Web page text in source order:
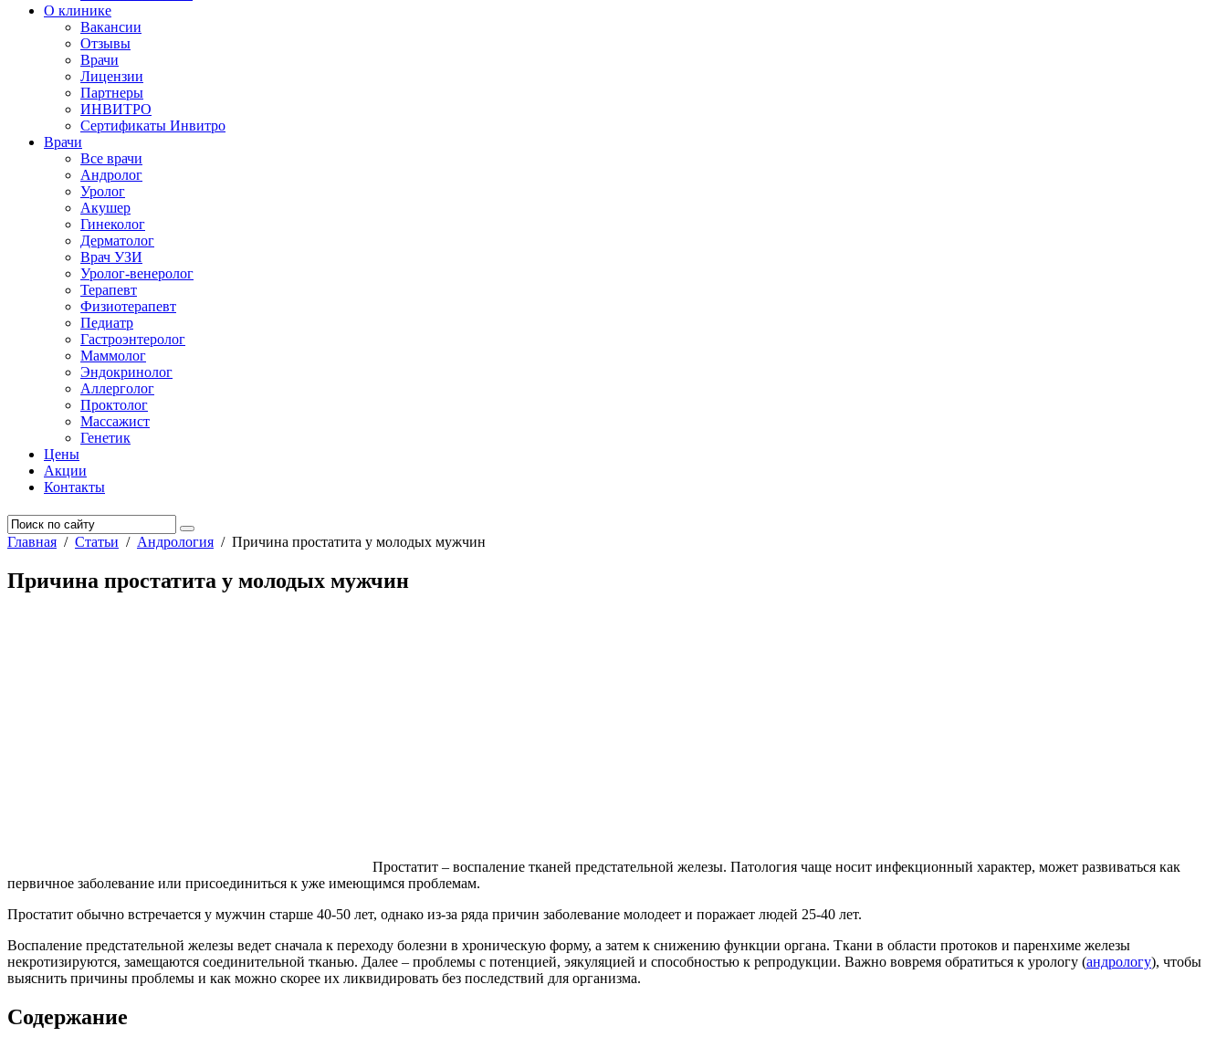
О клинике
Вакансии
Отзывы
Врачи
Лицензии
Партнеры
ИНВИТРО
Сертификаты Инвитро
Врачи
Все врачи
Андролог
Уролог
Акушер
Гинеколог
Дерматолог
Врач УЗИ
Уролог-венеролог
Терапевт
Физиотерапевт
Педиатр
Гастроэнтеролог
Маммолог
Эндокринолог
Аллерголог
Проктолог
Массажист
Генетик
Цены
Акции
Контакты
Главная / Статьи / Андрология / Причина простатита у молодых мужчин
Причина простатита у молодых мужчин
Простатит – воспаление тканей предстательной железы. Патология чаще носит инфекционный характер, может развиваться как
первичное заболевание или присоединиться к уже имеющимся проблемам.
Простатит обычно встречается у мужчин старше 40-50 лет, однако из-за ряда причин заболевание молодеет и поражает людей 25-40 лет.
Воспаление предстательной железы ведет сначала к переходу болезни в хроническую форму, а затем к снижению функции органа. Ткани в области протоков и паренхиме железы
некротизируются, замещаются соединительной тканью. Далее – проблемы с потенцией, эякуляцией и способностью к репродукции. Важно вовремя обратиться к урологу (андрологу), чтобы
выяснить причины проблемы и как можно скорее их ликвидировать без последствий для организма.
Содержание